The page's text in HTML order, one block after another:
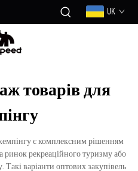
UK
товарів для
є комплексним рішенням
ринок рекреаційного туризму або
варіанти оптових закупівель